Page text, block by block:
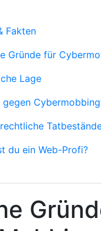
Fakten
Gründe für
Lage
gegen
du ein Web-Profi?